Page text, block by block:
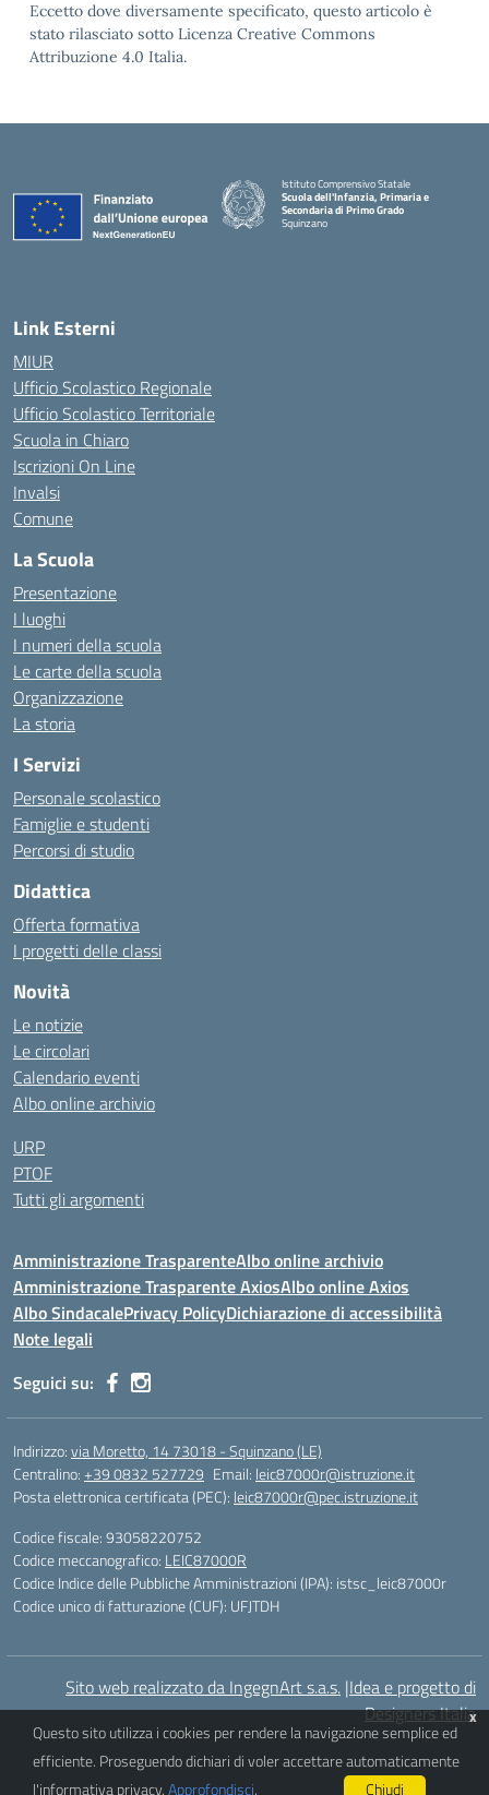
Eccetto dove diversamente specificato, questo articolo è
stato rilasciato sotto Licenza Creative Commons
Attribuzione 4.0 Italia.
Istituto Comprensivo Statale
Scuola dell'Infanzia, Primaria e
Secondaria di Primo Grado
Squinzano
Link Esterni
MIUR
Ufficio Scolastico Regionale
Ufficio Scolastico Territoriale
Scuola in Chiaro
Iscrizioni On Line
Invalsi
Comune
La Scuola
Presentazione
I luoghi
I numeri della scuola
Le carte della scuola
Organizzazione
La storia
I Servizi
Personale scolastico
Famiglie e studenti
Percorsi di studio
Didattica
Offerta formativa
I progetti delle classi
Novità
Le notizie
Le circolari
Calendario eventi
Albo online archivio
URP
PTOF
Tutti gli argomenti
Amministrazione TrasparenteAlbo online archivio
Amministrazione Trasparente AxiosAlbo online Axios
Albo SindacalePrivacy PolicyDichiarazione di accessibilità
Note legali
Seguici su:
Indirizzo:via Moretto, 14 73018 - Squinzano (LE)
Centralino:+39 0832 527729 Email: leic87000r@istruzione.it
Posta elettronica certificata (PEC): leic87000r@pec.istruzione.it
Codice fiscale: 93058220752
Codice meccanografico: LEIC87000R
Codice Indice delle Pubbliche Amministrazioni (IPA): istsc_leic87000r
Codice unico di fatturazione (CUF): UFJTDH
Sito web realizzato da IngegnArt s.a.s. |Idea e progetto di
Designers Italia
x
Questo sito utilizza i cookies per rendere la navigazione semplice ed
efficiente. Proseguendo dichiari di voler accettare automaticamente
l'informativa privacy.Approfondisci. Chiudi